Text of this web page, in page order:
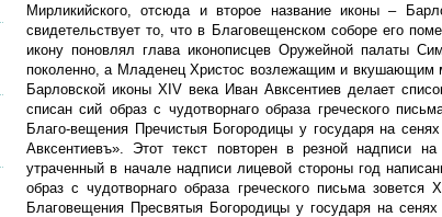
Мирликийского, отсюда и второе название иконы –
свидетельствует то, что в Благовещенском соборе его
икону поновлял глава иконописцев Оружейной палаты
поколенно, а Младенец Христос возлежащим и вкушающим
Барловской иконы XIV века Иван Авксентиев делает
списан сий образ с чудотворнаго образа греческого
Благо-вещения Пречистыя Богородицы у государя на
Авксентиевъ». Этот текст повторен в резной надписи
утраченный в начале надписи лицевой стороны год
образ с чудотворнаго образа греческого письма
Благовещения Пресвятыя Богородицы у государя на